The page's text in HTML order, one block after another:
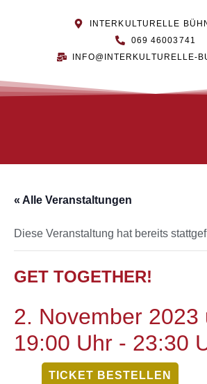
INTERKULTURELLE
069 46003741
INFO@INTERKULTURELLE-
« Alle Veranstaltungen
Diese Veranstaltung hat bereits
GET TOGETHER!
2. November 2023
19:00 Uhr - 23:30
TICKET BESTELLEN